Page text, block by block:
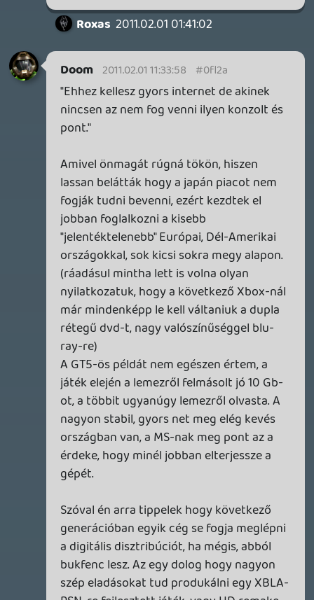
Lavitz 2011.01.31 22:30:35 #0fl21
drift az ív, "videojátékos árkád
orgazmusa":
0:44-től kezdődik 🙂
Rudymester 2011.01.31 21:37:19
liquid 2011.01.31 21:40:16
Igenigen 🙂
Rudymester 2011.01.31 21:37:19
Rudymester 2011.01.31 21:37:19 #0fl1z
Liquid: Ridge Racer Type 4 esetében arra a
kanyarra gondoltál, amelyik az alagút előtt
van? 😉
Doom 2011.01.31 21:08:49 #0fl1y
Vajon a megújult podcast már az új oldal
alatt fog dübörögni? 😃
Nem a megfelelő filmre ültél be, az igazi 3D
filmekben nem panelek vannak különböző
síkokban, hanem ténylegesen domború
alakzatok.
Oazis02 2011.01.31 19:26:38